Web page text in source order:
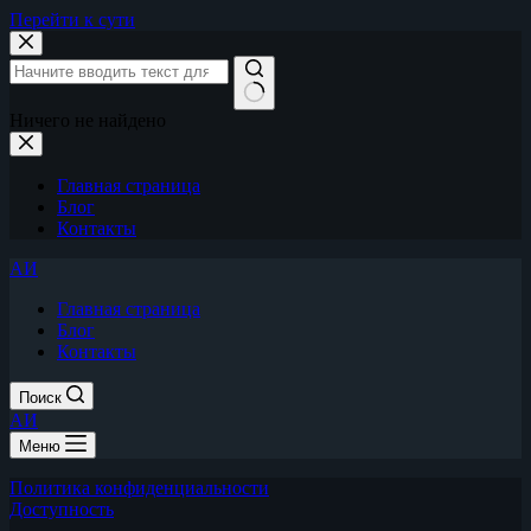
Перейти к сути
Ничего не найдено
Главная страница
Блог
Контакты
АИ
Главная страница
Блог
Контакты
Поиск
АИ
Меню
Политика конфиденциальности
Доступность